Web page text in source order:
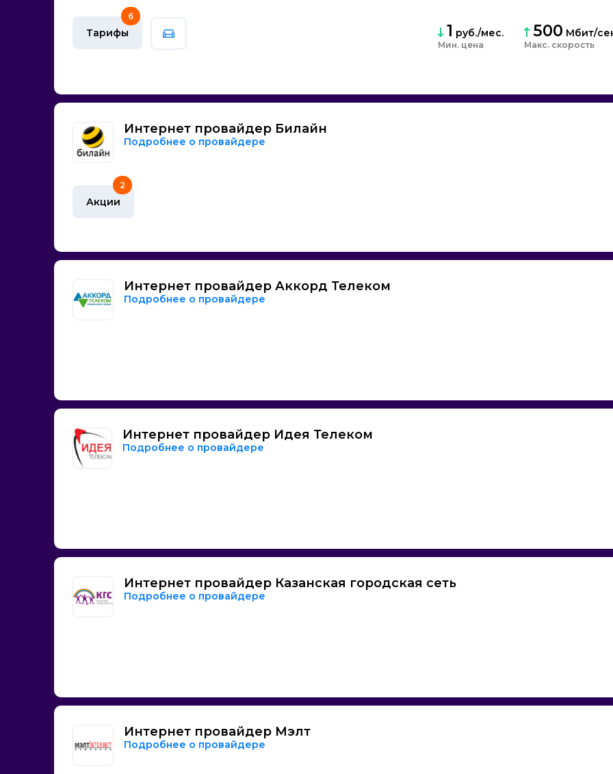
Тарифы
6
1 руб./мес.
Мин. цена
500 Мбит/
скорость
Интернет провайдер Билайн
Подробнее о провайдере
Акции
2
Интернет провайдер Аккорд Телеком
Подробнее о провайдере
Интернет провайдер Идея Телеком
Подробнее о провайдере
Интернет провайдер Казанская городская сеть
Подробнее о провайдере
Интернет провайдер Мэлт
Подробнее о провайдере